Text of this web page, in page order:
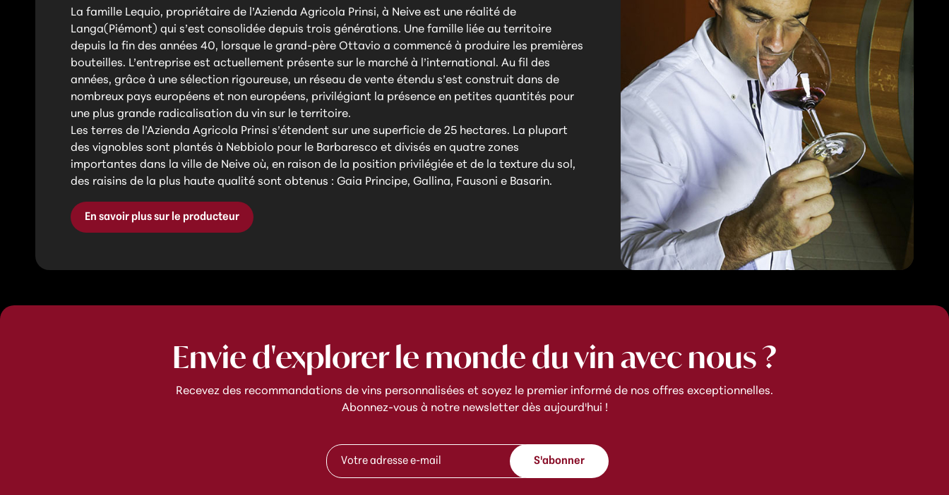
La famille Lequio, propriétaire de l’Azienda Agricola Prinsi, à Neive est une réalité de
Langa(Piémont) qui s’est consolidée depuis trois générations. Une famille liée au territoire
depuis la fin des années 40, lorsque le grand-père Ottavio a commencé à produire les premières
bouteilles. L’entreprise est actuellement présente sur le marché à l’international. Au fil des
années, grâce à une sélection rigoureuse, un réseau de vente étendu s’est construit dans de
nombreux pays européens et non européens, privilégiant la présence en petites quantités pour
une plus grande radicalisation du vin sur le territoire.
Les terres de l’Azienda Agricola Prinsi s’étendent sur une superficie de 25 hectares. La plupart
des vignobles sont plantés à Nebbiolo pour le Barbaresco et divisés en quatre zones
importantes dans la ville de Neive où, en raison de la position privilégiée et de la texture du sol,
des raisins de la plus haute qualité sont obtenus : Gaia Principe, Gallina, Fausoni e Basarin.
En savoir plus sur le producteur
Envie d'explorer le monde du vin avec nous ?
Recevez des recommandations de vins personnalisées et soyez le premier informé de nos offres exceptionnelles.
Abonnez-vous à notre newsletter dès aujourd'hui !
A
e
A
d
r
S'abonner